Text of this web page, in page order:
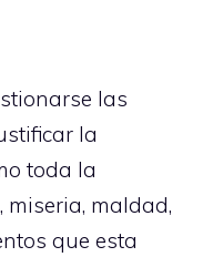
las
la
toda la
miseria, maldad,
que esta